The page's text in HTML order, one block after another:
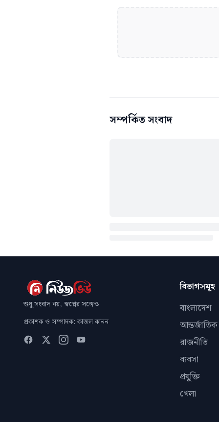
সম্পর্কিত সংবাদ
শুধু সংবাদ নয়, স্বপ্নের সঙ্গেও
প্রকাশক ও সম্পাদক: কাজল কানন
বিভাগসমূহ
বাংলাদেশ
আন্তর্জাতিক
রাজনীতি
ব্যবসা
প্রযুক্তি
খেলা